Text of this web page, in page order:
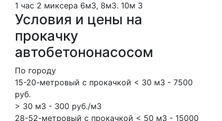
1 час 2 миксера 6м3, 8м3. 10м 3
Условия и цены на
прокачку
автобетононасосом
По городу
15-20-метровый с прокачкой < 30 м3 - 7500
руб.
> 30 м3 - 300 руб./м3
28-52-метровый с прокачкой < 50 м3 - 15000